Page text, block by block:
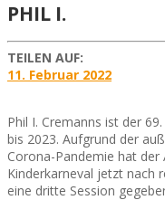
PHIL I.
TEILEN AUF:
11. Februar 2022
Phil I. Cremanns ist der
bis 2023. Aufgrund der
Corona-Pandemie hat der
Kinderkarneval jetzt nach
eine dritte Session